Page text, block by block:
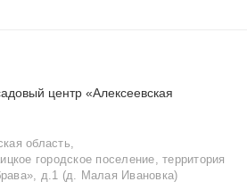
центр «Алексеевская
область,
городское поселение, территория
д.1 (д. Малая Ивановка)